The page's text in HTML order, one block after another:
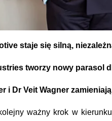
staje się silną,
tworzy nowy parasol
i Dr Veit Wagner
ważny krok w